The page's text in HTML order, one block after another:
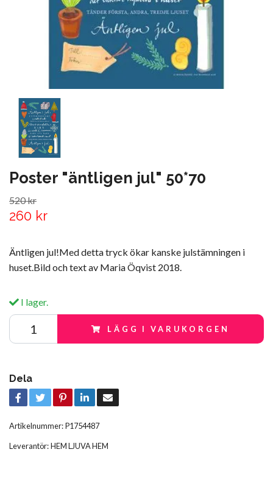
Poster "äntligen jul" 50*70
520 kr
260 kr
Äntligen jul!Med detta tryck ökar kanske julstämningen i
huset.Bild och text av Maria Öqvist 2018.
I lager.
LÄGG I VARUKORGEN
Dela
Artikelnummer:P1754487
Leverantör:HEM LJUVA HEM